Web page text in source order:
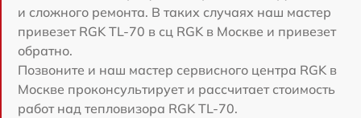
и сложного ремонта. В таких случаях наш мастер
привезет RGK TL-70 в сц RGK в Москве и привезет
обратно.
Позвоните и наш мастер сервисного центра RGK в
Москве проконсультирует и рассчитает стоимость
работ над тепловизора RGK TL-70.